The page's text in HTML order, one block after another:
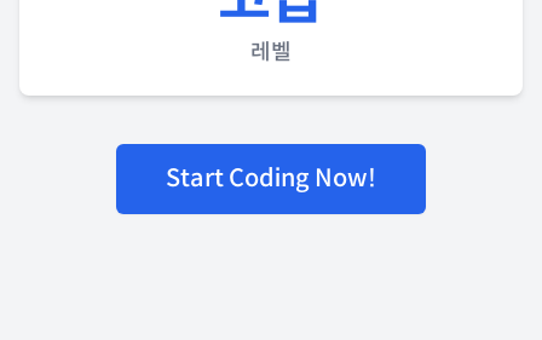
레벨
Start Coding Now!